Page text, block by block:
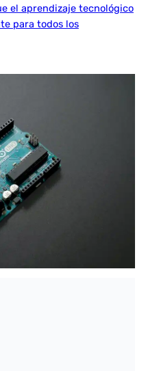
el aprendizaje tecnológico
para todos los